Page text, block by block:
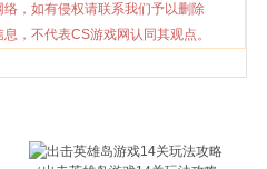
，如有侵权请联系我们予以删除
，不代表CS游戏网认同其观点。